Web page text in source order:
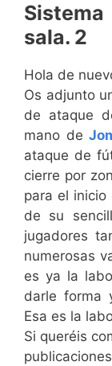
sala. 2
Hola de
Os adjunto
de ataque
mano de
ataque de
cierre por
para el
de su
jugadores
numerosas
es ya la
darle forma
Esa es la
Si queréis